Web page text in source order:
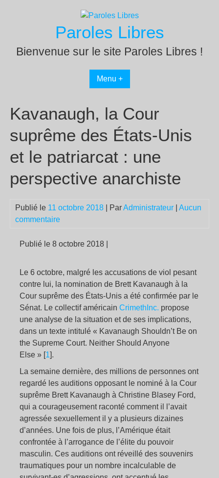
Paroles Libres
Bienvenue sur le site Paroles Libres !
Menu +
Kavanaugh, la Cour
suprême des États-Unis
et le patriarcat : une
perspective anarchiste
Publié le 11 octobre 2018 | ParAdministrateur
Aucun
commentaire
Publié le 8 octobre 2018
Le 6 octobre, malgré les accusations de viol pesant
contre lui, la nomination de Brett Kavanaugh à la
Cour suprême des États-Unis a été confirmée par le
Sénat. Le collectif américain CrimethInc. propose
une analyse de la situation et de ses implications,
dans un texte intitulé « Kavanaugh Shouldn’t Be on
the Supreme Court. Neither Should Anyone
Else » [1].
La semaine dernière, des millions de personnes ont
regardé les auditions opposant le nominé à la Cour
suprême Brett Kavanaugh à Christine Blasey Ford,
qui a courageusement raconté comment il l’avait
agressée sexuellement il y a plusieurs dizaines
d’années. Une fois de plus, l’Amérique était
confrontée à l’arrogance de l’élite du pouvoir
masculin. Ces auditions ont réveillé des souvenirs
traumatiques pour un nombre incalculable de